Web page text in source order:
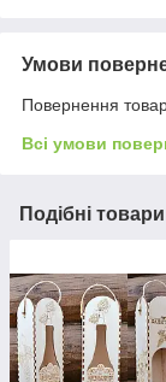
Умови
Повернення
Всі умови
Подібні